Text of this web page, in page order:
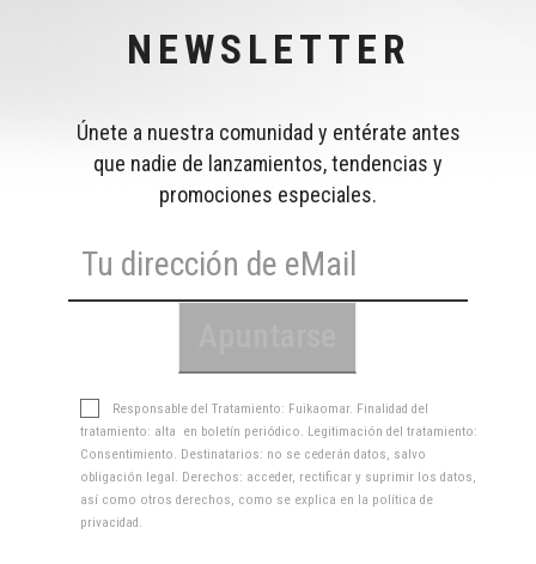
NEWSLETTER
Únete a nuestra comunidad y entérate antes
que nadie de lanzamientos, tendencias y
promociones especiales.
Responsable del Tratamiento: Fuikaomar. Finalidad del
tratamiento: alta en boletín periódico. Legitimación del tratamiento:
Consentimiento. Destinatarios: no se cederán datos, salvo
obligación legal. Derechos: acceder, rectificar y suprimir los datos,
así como otros derechos, como se explica en la política de
privacidad